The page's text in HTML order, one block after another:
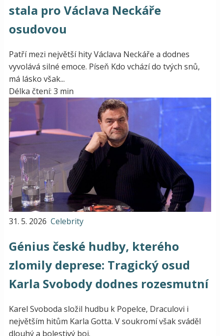
stala pro Václava Neckáře
osudovou
Patří mezi největší hity Václava Neckáře a dodnes
vyvolává silné emoce. Píseň Kdo vchází do tvých snů,
má lásko však...
Délka čtení: 3 min
31. 5. 2026 Celebrity
Génius české hudby, kterého
zlomily deprese: Tragický osud
Karla Svobody dodnes rozesmutní
Karel Svoboda složil hudbu k Popelce, Draculovi i
největším hitům Karla Gotta. V soukromí však sváděl
dlouhý a bolestivý boj.